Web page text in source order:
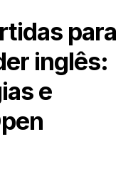
para
inglês:
e